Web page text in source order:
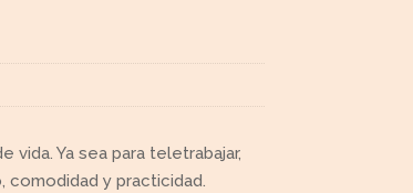
Ya sea para teletrabajar,
comodidad y practicidad.